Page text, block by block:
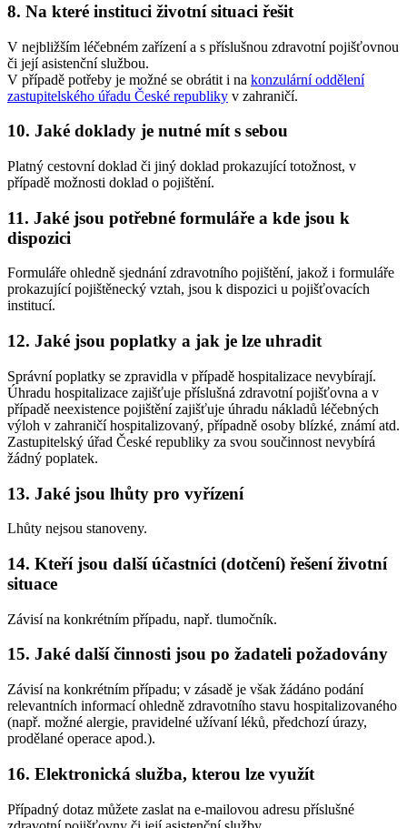
8. Na které instituci životní situaci řešit
V nejbližším léčebném zařízení a s příslušnou zdravotní pojišťovnou
či její asistenční službou.
V případě potřeby je možné se obrátit i na konzulární oddělení
zastupitelského úřadu České republiky v zahraničí.
10. Jaké doklady je nutné mít s sebou
Platný cestovní doklad či jiný doklad prokazující totožnost, v
případě možnosti doklad o pojištění.
11. Jaké jsou potřebné formuláře a kde jsou k
dispozici
Formuláře ohledně sjednání zdravotního pojištění, jakož i formuláře
prokazující pojištěnecký vztah, jsou k dispozici u pojišťovacích
institucí.
12. Jaké jsou poplatky a jak je lze uhradit
Správní poplatky se zpravidla v případě hospitalizace nevybírají.
Úhradu hospitalizace zajišťuje příslušná zdravotní pojišťovna a v
případě neexistence pojištění zajišťuje úhradu nákladů léčebných
výloh v zahraničí hospitalizovaný, případně osoby blízké, známí atd.
Zastupitelský úřad České republiky za svou součinnost nevybírá
žádný poplatek.
13. Jaké jsou lhůty pro vyřízení
Lhůty nejsou stanoveny.
14. Kteří jsou další účastníci (dotčení) řešení životní
situace
Závisí na konkrétním případu, např. tlumočník.
15. Jaké další činnosti jsou po žadateli požadovány
Závisí na konkrétním případu; v zásadě je však žádáno podání
relevantních informací ohledně zdravotního stavu hospitalizovaného
(např. možné alergie, pravidelné užívaní léků, předchozí úrazy,
prodělané operace apod.).
16. Elektronická služba, kterou lze využít
Případný dotaz můžete zaslat na e-mailovou adresu příslušné